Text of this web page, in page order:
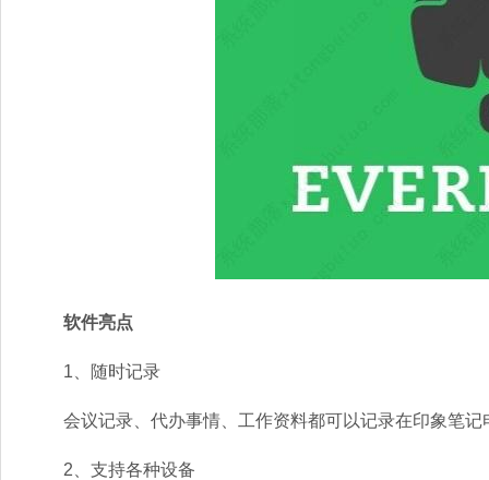
软件亮点
1、随时记录
会议记录、代办事情、工作资料都可以记录在印象笔记
2、支持各种设备